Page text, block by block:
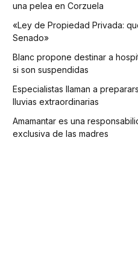
una pelea en Corzuela
«Ley de Propiedad Privada:
Senado»
Blanc propone destinar a
si son suspendidas
Especialistas llaman a
lluvias extraordinarias
Amamantar es una
exclusiva de las madres